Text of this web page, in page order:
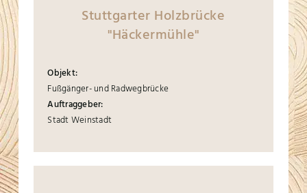
Stuttgarter Holzbrücke
"Häckermühle"
Objekt:
Fußgänger- und Radwegbrücke
Auftraggeber:
Stadt Weinstadt